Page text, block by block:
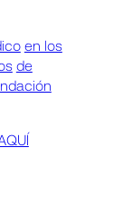
en los
de